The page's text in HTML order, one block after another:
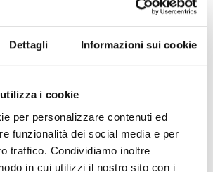
Dettagli Informazioni sui cookie
i cookie
per personalizzare contenuti ed
funzionalità dei social media e per
traffico. Condividiamo inoltre
in cui utilizzi il nostro sito con i
corona strutturata
in twill elasticizzato